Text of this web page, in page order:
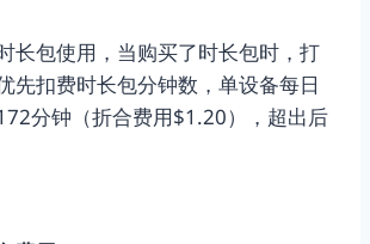
长包使用，当购买了时长包时，打
先扣费时长包分钟数，单设备每日
分钟（折合费用$1.20），超出后